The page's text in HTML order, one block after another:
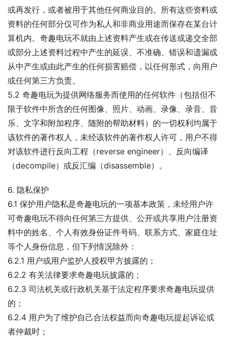
或再发行，或者被用于其他任何商业目的。所有这些资料或
资料的任何部分仅可作为私人和非商业用途而保存在某台计
算机内。奇趣电玩不就由上述资料产生或在传送或递交全部
或部分上述资料过程中产生的延误、不准确、错误和遗漏或
从中产生或由此产生的任何损害赔偿，以任何形式，向用户
或任何第三方负责。
5.2 奇趣电玩为提供网络服务而使用的任何软件（包括但不
限于软件中所含的任何图像、照片、动画、录像、录音、音
乐、文字和附加程序、随附的帮助材料）的一切权利均属于
该软件的著作权人，未经该软件的著作权人许可，用户不得
对该软件进行反向工程（reverse engineer）、反向编译
（decompile）或反汇编（disassemble）。
6. 隐私保护
6.1 保护用户隐私是奇趣电玩的一项基本政策，未经用户许
可奇趣电玩不得向任何第三方提供、公开或共享用户注册资
料中的姓名、个人有效身份证件号码、联系方式、家庭住址
等个人身份信息，但下列情况除外：
6.2.1 用户或用户监护人授权甲方披露的；
6.2.2 有关法律要求奇趣电玩披露的；
6.2.3 司法机关或行政机关基于法定程序要求奇趣电玩提供
的；
6.2.4 用户为了维护自己合法权益而向奇趣电玩提起诉讼或
者仲裁时；